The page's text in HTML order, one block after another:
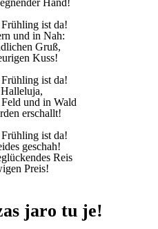
Hand!
Frühling ist da!
und in Nah:
Gruß,
Kuss!
Frühling ist da!
und in Wald
erschallt!
Frühling ist da!
geschah!
Reis
Preis!
jaro tu je!